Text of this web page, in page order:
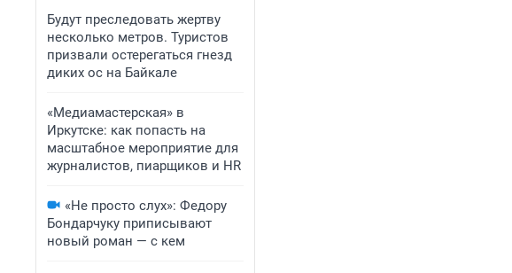
Будут преследовать жертву
несколько метров. Туристов
призвали остерегаться гнезд
диких ос на Байкале
«Медиамастерская» в
Иркутске: как попасть на
масштабное мероприятие для
журналистов, пиарщиков и HR
«Не просто слух»: Федору
Бондарчуку приписывают
новый роман — с кем